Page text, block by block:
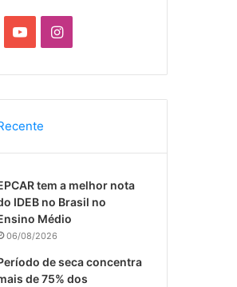
u
T
u
b
e
I
s
a
g
r
tem a melhor nota
IDEB no Brasil no
Médio
06/08/2026
de seca concentra
de 75% dos